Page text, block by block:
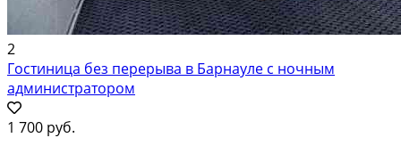
2
Гостиница без перерыва в Барнауле с ночным
администратором
1 700 руб.